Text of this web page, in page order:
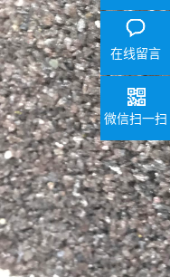
在线留言
微信扫一扫